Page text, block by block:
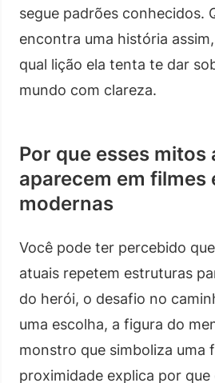
segue padrões conhecidos.
encontra uma história
qual lição ela tenta te dar
mundo com clareza.
Por que esses mitos
aparecem em filmes
modernas
Você pode ter percebido
atuais repetem estruturas
do herói, o desafio no
uma escolha, a figura do
monstro que simboliza uma
proximidade explica por